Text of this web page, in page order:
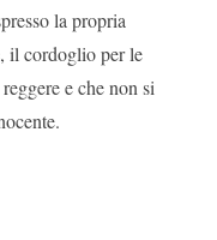
la propria
il cordoglio per le
e che non si